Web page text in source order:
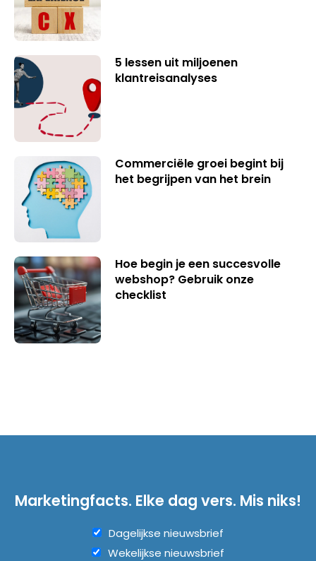
5 lessen uit miljoenen
klantreisanalyses
Commerciële groei begint bij
het begrijpen van het brein
Hoe begin je een succesvolle
webshop? Gebruik onze
checklist
Marketingfacts. Elke dag vers. Mis niks!
Dagelijkse nieuwsbrief
Wekelijkse nieuwsbrief